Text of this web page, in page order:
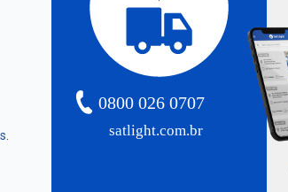
satlight.com.br
0800 026 0707